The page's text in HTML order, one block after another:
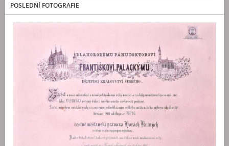
POSLEDNÍ FOTOGRAFIE